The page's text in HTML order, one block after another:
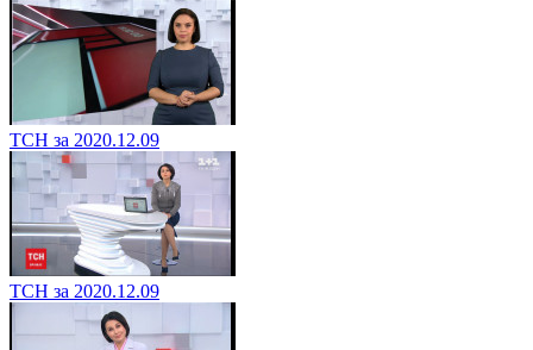
ТСН за 2020.12.09
ТСН за 2020.12.09